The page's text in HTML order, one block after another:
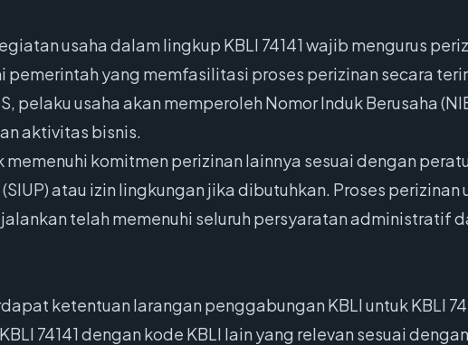
usaha dalam lingkup KBLI 74141 wajib mengurus
pemerintah yang memfasilitasi proses perizinan secara
pelaku usaha akan memperoleh Nomor Induk Berusaha
aktivitas bisnis.
komitmen perizinan lainnya sesuai dengan
atau izin lingkungan jika dibutuhkan. Proses perizinan
telah memenuhi seluruh persyaratan administratif
ketentuan larangan penggabungan KBLI untuk KBLI
74141 dengan kode KBLI lain yang relevan sesuai